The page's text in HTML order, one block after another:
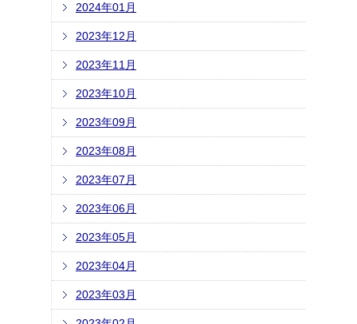
2024年01月
2023年12月
2023年11月
2023年10月
2023年09月
2023年08月
2023年07月
2023年06月
2023年05月
2023年04月
2023年03月